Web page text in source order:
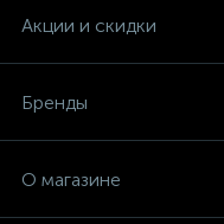
Акции и скидки
Бренды
О магазине